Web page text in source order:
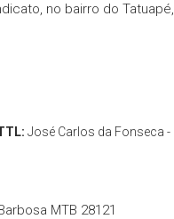
no bairro do
José Carlos da Fonseca -
MTB 28121